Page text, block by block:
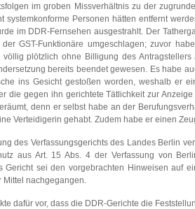
im groben Missverhältnis zu der
systemkonforme Personen hätten entfernt
im DDR-Fernsehen ausgestrahlt. Der
GST-Funktionäre umgeschlagen; zuvor
völlig plötzlich ohne Billigung des
bereits beendet gewesen. Es habe
ins Gesicht gestoßen worden, weshalb er
die gegen ihn gerichtete Tätlichkeit zur
denn er selbst habe an der
Verteidigerin gehabt. Zudem habe er einen
des Verfassungsgerichts des Landes Berlin
aus Art. 15 Abs. 4 der Verfassung von
Gericht sei den vorgebrachten Hinweisen auf
Mittel nachgegangen.
dafür vor, dass die DDR-Gerichte die